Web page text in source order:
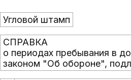
Угловой штамп
СПРАВКА
о периодах пребывания в
законом "Об обороне",